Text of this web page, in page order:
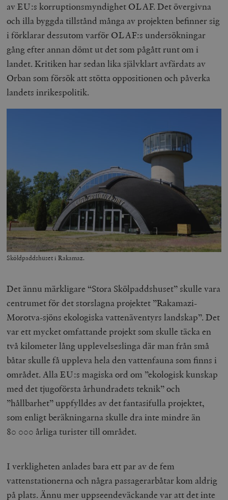
av EU:s korruptionsmyndighet OLAF. Det övergivna
och illa byggda tillstånd många av projekten befinner sig
i förklarar dessutom varför OLAF:s undersökningar
gång efter annan dömt ut det som pågått runt om i
landet. Kritiken har sedan lika självklart avfärdats av
Orban som försök att stötta oppositionen och påverka
landets inrikespolitik.
Sköldpaddshuset i Rakamaz.
Det ännu märkligare “Stora Skölpaddshuset” skulle vara
centrumet för det storslagna projektet ”Rakamazi-
Morotva-sjöns ekologiska vattenäventyrs landskap”. Det
var ett mycket omfattande projekt som skulle täcka en
två kilometer lång upplevelseslinga där man från små
båtar skulle få uppleva hela den vattenfauna som finns i
området. Alla EU:s magiska ord om ”ekologisk kunskap
med det tjugoförsta århundradets teknik” och
”hållbarhet” uppfylldes av det fantasifulla projektet,
som enligt beräkningarna skulle dra inte mindre än
80 000 årliga turister till området.
I verkligheten anlades bara ett par av de fem
vattenstationerna och några passagerarbåtar kom aldrig
på plats. Ännu mer uppseendeväckande var att det inte